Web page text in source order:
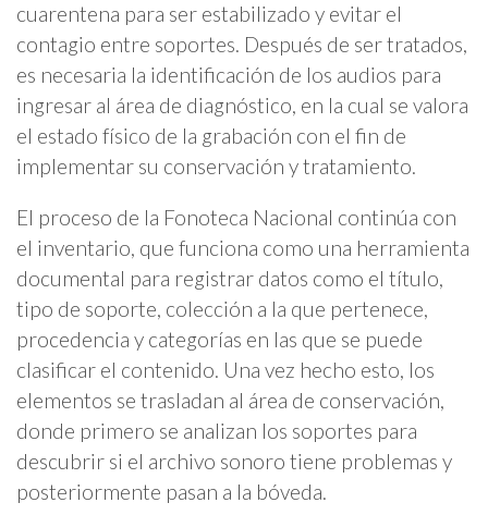
cuarentena para ser estabilizado y evitar el
contagio entre soportes. Después de ser tratados,
es necesaria la identificación de los audios para
ingresar al área de diagnóstico, en la cual se valora
el estado físico de la grabación con el fin de
implementar su conservación y tratamiento.
El proceso de la Fonoteca Nacional continúa con
el inventario, que funciona como una herramienta
documental para registrar datos como el título,
tipo de soporte, colección a la que pertenece,
procedencia y categorías en las que se puede
clasificar el contenido. Una vez hecho esto, los
elementos se trasladan al área de conservación,
donde primero se analizan los soportes para
descubrir si el archivo sonoro tiene problemas y
posteriormente pasan a la bóveda.